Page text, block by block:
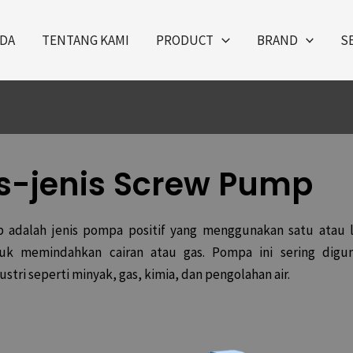
TENTANG KAMI PRODUCT BRAND
jenis Screw Pump
adalah jenis pompa positif yang menggunakan satu atau
memindahkan cairan atau gas. Pompa ini sering
seperti minyak, gas, kimia, dan pengolahan air.